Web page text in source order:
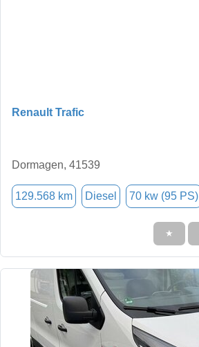
Renault Trafic
Dormagen, 41539
129.568 km Diesel 70 kw (95 PS)
★